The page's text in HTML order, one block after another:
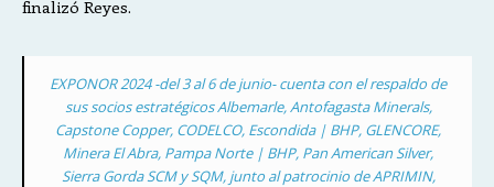
finalizó Reyes.
EXPONOR 2024 -del 3 al 6 de junio- cuenta con el respaldo de
sus socios estratégicos Albemarle, Antofagasta Minerals,
Capstone Copper, CODELCO, Escondida | BHP, GLENCORE,
Minera El Abra, Pampa Norte | BHP, Pan American Silver,
Sierra Gorda SCM y SQM, junto al patrocinio de APRIMIN,